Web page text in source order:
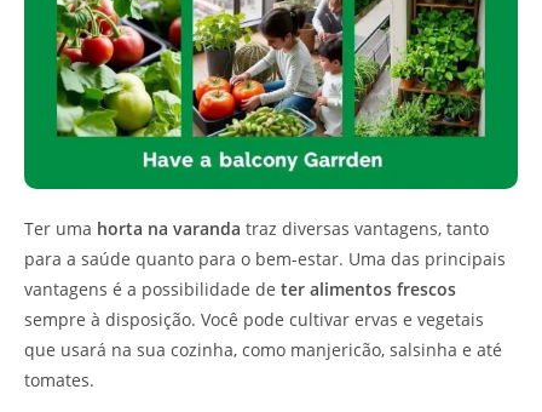
Ter uma horta na varanda traz diversas vantagens, tanto
para a saúde quanto para o bem-estar. Uma das principais
vantagens é a possibilidade de ter alimentos frescos
sempre à disposição. Você pode cultivar ervas e vegetais
que usará na sua cozinha, como manjericão, salsinha e até
tomates.